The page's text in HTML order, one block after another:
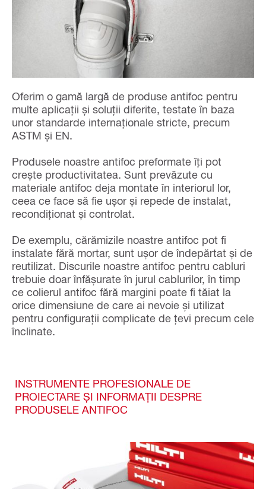
Oferim o gamă largă de produse antifoc pentru
multe aplicații și soluții diferite, testate în baza
unor standarde internaționale stricte, precum
ASTM și EN.
Produsele noastre antifoc preformate îți pot
crește productivitatea. Sunt prevăzute cu
materiale antifoc deja montate în interiorul lor,
ceea ce face să fie ușor și repede de instalat,
recondiționat și controlat.
De exemplu, cărămizile noastre antifoc pot fi
instalate fără mortar, sunt ușor de îndepărtat și de
reutilizat. Discurile noastre antifoc pentru cabluri
trebuie doar înfășurate în jurul cablurilor, în timp
ce colierul antifoc fără margini poate fi tăiat la
orice dimensiune de care ai nevoie și utilizat
pentru configurații complicate de țevi precum cele
înclinate.
INSTRUMENTE PROFESIONALE DE
PROIECTARE ȘI INFORMAȚII DESPRE
PRODUSELE ANTIFOC